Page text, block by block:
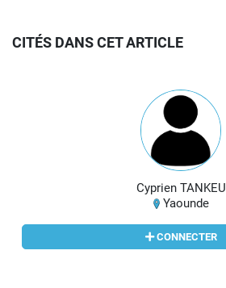
CITÉS DANS CET ARTICLE
Cyprien TANKEU
Yaounde
CONNECTER